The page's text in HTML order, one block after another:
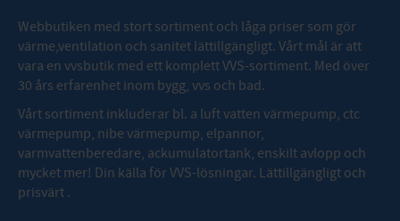
Webbutiken med stort sortiment och låga priser som gör
värme,ventilation och sanitet lättillgängligt. Vårt mål är att
vara en vvsbutik med ett komplett VVS-sortiment. Med över
30 års erfarenhet inom bygg, vvs och bad.
Vårt sortiment inkluderar bl. a luft vatten värmepump, ctc
värmepump, nibe värmepump, elpannor,
varmvattenberedare, ackumulatortank, enskilt avlopp och
mycket mer! Din källa för VVS-lösningar. Lättillgängligt och
prisvärt .